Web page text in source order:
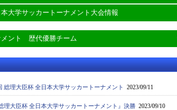
大学サッカートーナメント大会情報
メント 歴代優勝チーム
総理大臣杯 全日本大学サッカートーナメント 2023/09/11
理大臣杯 全日本大学サッカートーナメント』決勝 2023/09/10